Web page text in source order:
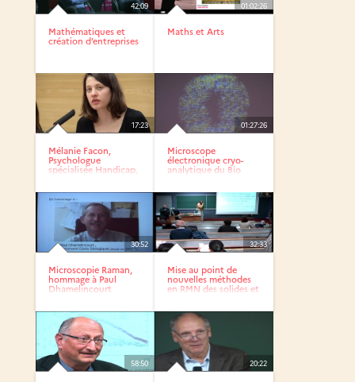
42:09
Mathématiques et
création d’entreprises
01:02:26
Maths et Arts
17:23
Mélanie Facon,
Psychologue
spécialisée Handicap,
01:27:26
Microscope
électronique cryo-
analytique du Bio
30:52
Microscopie Raman,
hommage à Paul
Dhamelincourt
32:33
Mise au point de
nouvelles méthodes
en RMN des solides et
58:50 20:22